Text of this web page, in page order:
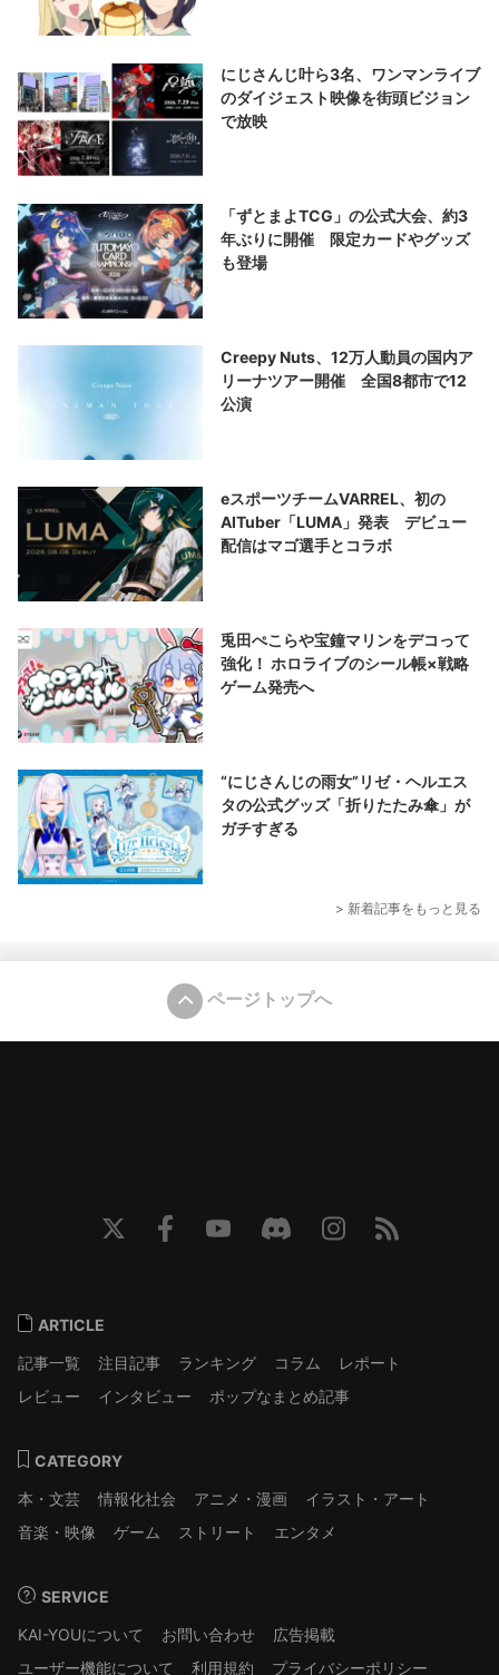
にじさんじ叶ら3名、ワンマンライブ
のダイジェスト映像を街頭ビジョン
で放映
「ずとまよTCG」の公式大会、約3
年ぶりに開催 限定カードやグッズ
も登場
Creepy Nuts、12万人動員の国内ア
リーナツアー開催 全国8都市で12
公演
eスポーツチームVARREL、初の
AITuber「LUMA」発表 デビュー
配信はマゴ選手とコラボ
兎田ぺこらや宝鐘マリンをデコって
強化！ ホロライブのシール帳×戦略
ゲーム発売へ
“にじさんじの雨女”リゼ・ヘルエス
タの公式グッズ「折りたたみ傘」が
ガチすぎる
> 新着記事をもっと見る
ページトップへ
ARTICLE
記事一覧
注目記事 ランキング コラム
レポート
レビュー
インタビュー ポップなまとめ記事
CATEGORY
本・文芸
情報化社会 アニメ・漫画
イラスト・アート
音楽・映像
ゲーム ストリート エンタメ
SERVICE
KAI-YOUについて
お問い合わせ
広告掲載
ユーザー機能について
利用規約 プライバシーポリシー